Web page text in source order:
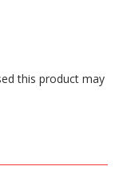
this product may